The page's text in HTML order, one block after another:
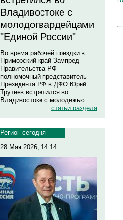
Владивостоке с
молодогвардейцами
"Единой России"
Во время рабочей поездки в
Приморский край Зампред
Правительства РФ –
полномочный представитель
Президента РФ в ДФО Юрий
Трутнев встретился во
Владивостоке с молодежью.
статьи раздела
Регион сегодня
28 Мая 2026, 14:14